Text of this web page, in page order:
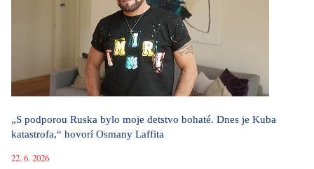
„S podporou Ruska bylo moje detstvo bohaté. Dnes je Kuba
katastrofa,“ hovorí Osmany Laffita
22. 6. 2026